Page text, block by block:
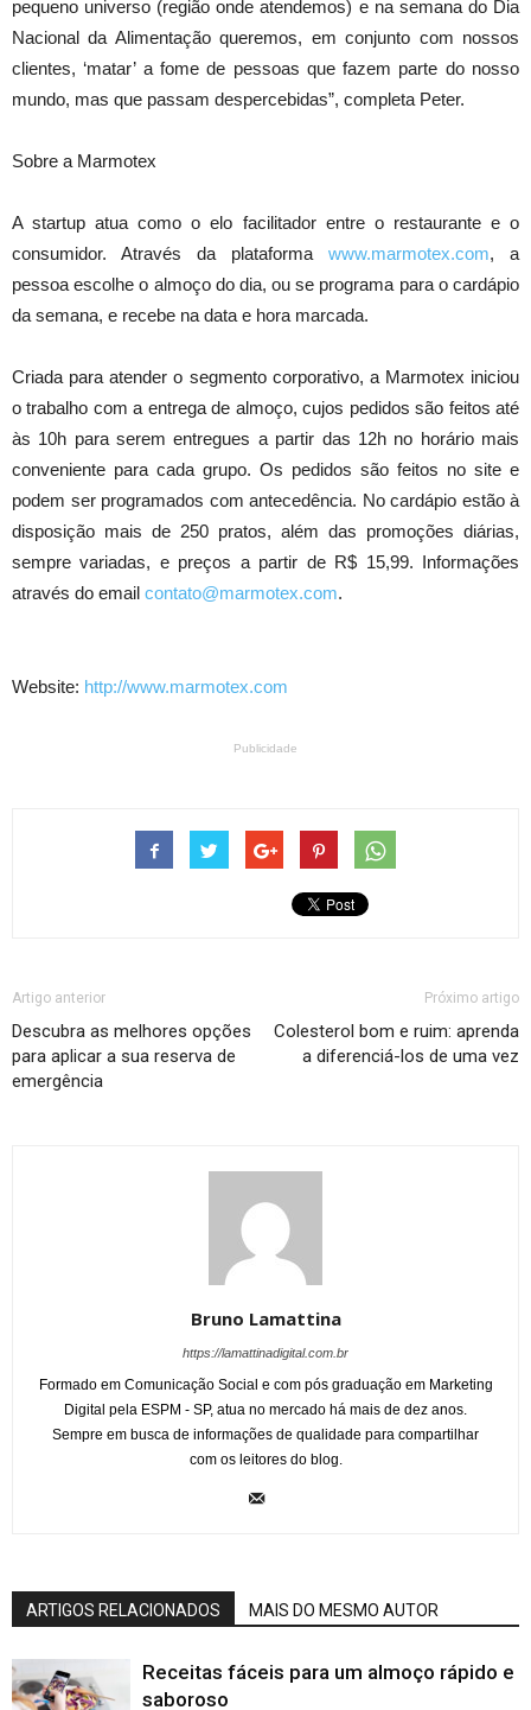
pequeno universo (região onde atendemos) e na semana do Dia
Nacional da Alimentação queremos, em conjunto com nossos
clientes, ‘matar’ a fome de pessoas que fazem parte do nosso
mundo, mas que passam despercebidas”, completa Peter.
Sobre a Marmotex
A startup atua como o elo facilitador entre o restaurante e o
consumidor. Através da plataforma www.marmotex.com, a
pessoa escolhe o almoço do dia, ou se programa para o cardápio
da semana, e recebe na data e hora marcada.
Criada para atender o segmento corporativo, a Marmotex iniciou
o trabalho com a entrega de almoço, cujos pedidos são feitos até
às 10h para serem entregues a partir das 12h no horário mais
conveniente para cada grupo. Os pedidos são feitos no site e
podem ser programados com antecedência. No cardápio estão à
disposição mais de 250 pratos, além das promoções diárias,
sempre variadas, e preços a partir de R$ 15,99. Informações
através do email contato@marmotex.com.
Website: http://www.marmotex.com
Publicidade
Artigo anterior
Descubra as melhores opções
para aplicar a sua reserva de
emergência
Próximo artigo
Colesterol bom e ruim: aprenda
a diferenciá-los de uma vez
Bruno Lamattina
https://lamattinadigital.com.br
Formado em Comunicação Social e com pós graduação em Marketing
Digital pela ESPM - SP, atua no mercado há mais de dez anos.
Sempre em busca de informações de qualidade para compartilhar
com os leitores do blog.
ARTIGOS RELACIONADOS MAIS DO MESMO AUTOR
Receitas fáceis para um almoço rápido e
saboroso